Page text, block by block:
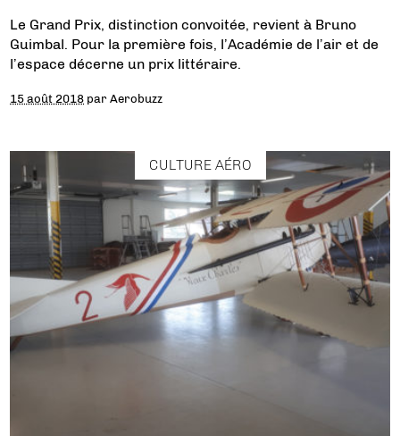
Le Grand Prix, distinction convoitée, revient à Bruno
Guimbal. Pour la première fois, l’Académie de l’air et de
l’espace décerne un prix littéraire.
15 août 2018 parAerobuzz
CULTURE AÉRO